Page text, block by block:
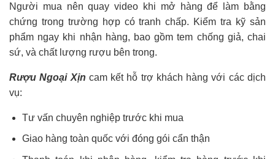
Người mua nên quay video khi mở hàng để làm bằng
chứng trong trường hợp có tranh chấp. Kiểm tra kỹ sản
phẩm ngay khi nhận hàng, bao gồm tem chống giả, chai
sứ, và chất lượng rượu bên trong.
Rượu Ngoại Xịn cam kết hỗ trợ khách hàng với các dịch
vụ:
Tư vấn chuyên nghiệp trước khi mua
Giao hàng toàn quốc với đóng gói cẩn thận